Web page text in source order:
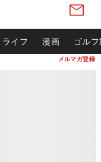
メルマガ登録
ライフ 漫画 ゴル